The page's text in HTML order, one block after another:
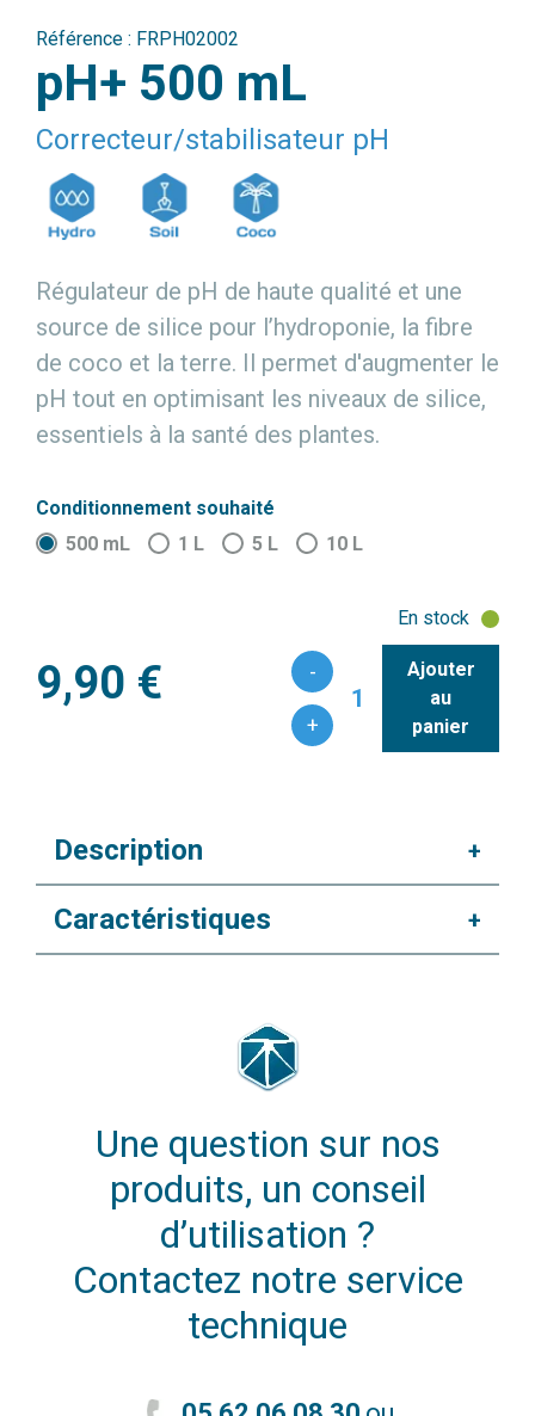
Référence : FRPH02002
pH+ 500 mL
Correcteur/stabilisateur pH
Régulateur de pH de haute qualité et une
source de silice pour l’hydroponie, la fibre
de coco et la terre. Il permet d'augmenter le
pH tout en optimisant les niveaux de silice,
essentiels à la santé des plantes.
Conditionnement souhaité
500 mL
1 L 5 L 10 L
9,90 €
En stock
Ajouter
au
panier
-
+
1
Description +
Caractéristiques +
Une question sur nos
produits, un conseil
d’utilisation ?
Contactez notre service
technique